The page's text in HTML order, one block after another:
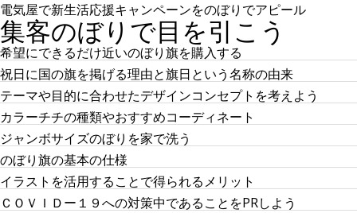
電気屋で新生活応援キャンペーンをのぼりでアピール
集客のぼりで目を引こう
希望にできるだけ近いのぼり旗を購入する
祝日に国の旗を掲げる理由と旗日という名称の由来
テーマや目的に合わせたデザインコンセプトを考えよう
カラーチチの種類やおすすめコーディネート
ジャンボサイズのぼりを家で洗う
のぼり旗の基本の仕様
イラストを活用することで得られるメリット
ＣＯＶＩＤー１９への対策中であることをPRしよう